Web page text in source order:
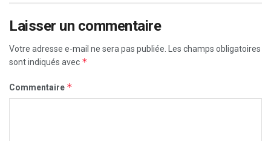
Laisser un commentaire
Votre adresse e-mail ne sera pas publiée. Les champs obligatoires
sont indiqués avec *
Commentaire *